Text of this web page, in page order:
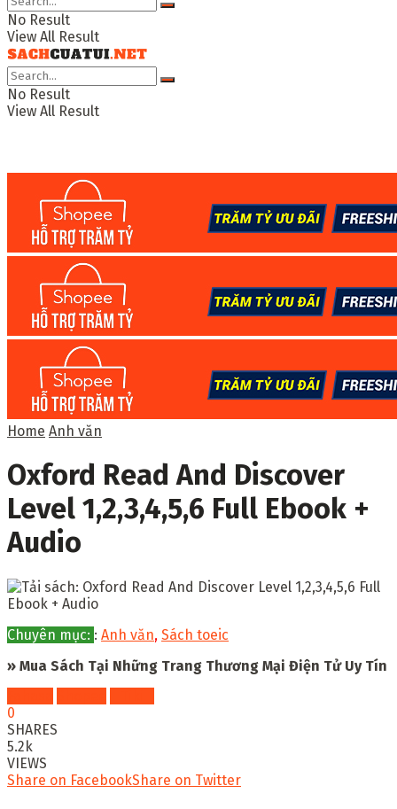
No Result
View All Result
No Result
View All Result
Home Anh văn
Oxford Read And Discover
Level 1,2,3,4,5,6 Full Ebook +
Audio
Chuyên mục: : Anh văn, Sách toeic
» Mua Sách Tại Những Trang Thương Mại Điện Tử Uy Tín
0
SHARES
5.2k
VIEWS
Share on FacebookShare on Twitter